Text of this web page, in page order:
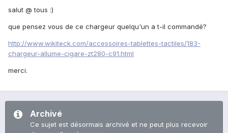
salut @ tous :)
que pensez vous de ce chargeur quelqu'un a t-il commandé?
http://www.wikiteck.com/accessoires-tablettes-tactiles/183-
chargeur-allume-cigare-zt280-c91.html
merci.
Archivé
Ce sujet est désormais archivé et ne peut plus recevoir